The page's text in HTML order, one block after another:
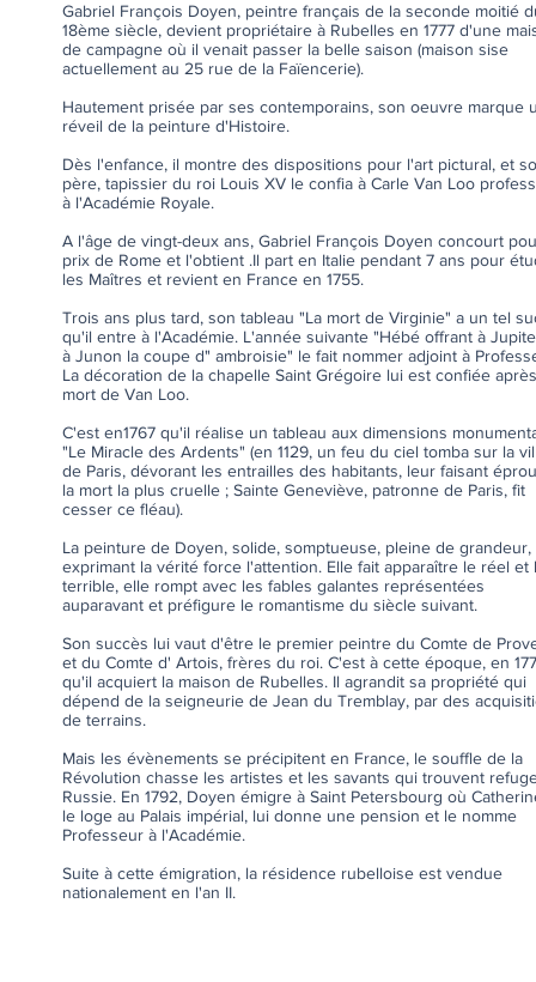
Gabriel François Doyen, peintre français de la seconde moitié
18ème siècle, devient propriétaire à Rubelles en 1777 d'une
de campagne où il venait passer la belle saison (maison sise
actuellement au 25 rue de la Faïencerie).
Hautement prisée par ses contemporains, son oeuvre marque
réveil de la peinture d'Histoire.
Dès l'enfance, il montre des dispositions pour l'art pictural, et
père, tapissier du roi Louis XV le confia à Carle Van Loo
à l'Académie Royale.
A l'âge de vingt-deux ans, Gabriel François Doyen concourt
prix de Rome et l'obtient .Il part en Italie pendant 7 ans pour
les Maîtres et revient en France en 1755.
Trois ans plus tard, son tableau "La mort de Virginie" a un tel
qu'il entre à l'Académie. L'année suivante "Hébé offrant à
à Junon la coupe d" ambroisie" le fait nommer adjoint à
La décoration de la chapelle Saint Grégoire lui est confiée
mort de Van Loo.
C'est en1767 qu'il réalise un tableau aux dimensions
"Le Miracle des Ardents" (en 1129, un feu du ciel tomba sur la
de Paris, dévorant les entrailles des habitants, leur faisant
la mort la plus cruelle ; Sainte Geneviève, patronne de Paris, fit
cesser ce fléau).
La peinture de Doyen, solide, somptueuse, pleine de grandeur,
exprimant la vérité force l'attention. Elle fait apparaître le réel et
terrible, elle rompt avec les fables galantes représentées
auparavant et préfigure le romantisme du siècle suivant.
Son succès lui vaut d'être le premier peintre du Comte de
et du Comte d' Artois, frères du roi. C'est à cette époque, en
qu'il acquiert la maison de Rubelles. Il agrandit sa propriété qui
dépend de la seigneurie de Jean du Tremblay, par des
de terrains.
Mais les évènements se précipitent en France, le souffle de la
Révolution chasse les artistes et les savants qui trouvent
Russie. En 1792, Doyen émigre à Saint Petersbourg où
le loge au Palais impérial, lui donne une pension et le nomme
Professeur à l'Académie.
Suite à cette émigration, la résidence rubelloise est vendue
nationalement en l'an II.